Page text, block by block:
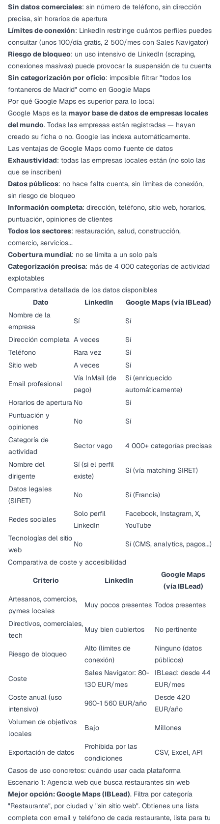
Sin datos comerciales: sin número de teléfono, sin dirección
precisa, sin horarios de apertura
Límites de conexión: LinkedIn restringe cuántos perfiles puedes
consultar (unos 100/día gratis, 2 500/mes con Sales Navigator)
Riesgo de bloqueo: un uso intensivo de LinkedIn (scraping,
conexiones masivas) puede provocar la suspensión de tu cuenta
Sin categorización por oficio: imposible filtrar "todos los
fontaneros de Madrid" como en Google Maps
Por qué Google Maps es superior para lo local
Google Maps es la mayor base de datos de empresas locales
del mundo. Todas las empresas están registradas — hayan
creado su ficha o no. Google las indexa automáticamente.
Las ventajas de Google Maps como fuente de datos
Exhaustividad: todas las empresas locales están (no solo las
que se inscriben)
Datos públicos: no hace falta cuenta, sin límites de conexión,
sin riesgo de bloqueo
Información completa: dirección, teléfono, sitio web, horarios,
puntuación, opiniones de clientes
Todos los sectores: restauración, salud, construcción,
comercio, servicios...
Cobertura mundial: no se limita a un solo país
Categorización precisa: más de 4 000 categorías de actividad
explotables
Comparativa detallada de los datos disponibles
Dato
LinkedIn
Google Maps (vía IBLead)
Nombre de la
empresa
Sí Sí
Dirección completa A veces
Sí
Teléfono
Rara vez
Sí
Sitio web
A veces Sí
Email profesional
Vía InMail (de
pago)
Sí (enriquecido
automáticamente)
Horarios de apertura No
Sí
Puntuación y
opiniones
No Sí
Categoría de
actividad
Sector vago 4 000+ categorías precisas
Nombre del
dirigente
Sí (si el perfil
existe)
Sí (vía matching SIRET)
Datos legales
(SIRET)
No Sí (Francia)
Redes sociales
Solo perfil
LinkedIn
Facebook, Instagram, X,
YouTube
Tecnologías del sitio
web
No Sí (CMS, analytics, pagos...)
Comparativa de coste y accesibilidad
Criterio LinkedIn
Google Maps
(vía IBLead)
Artesanos, comercios,
pymes locales
Muy pocos presentes Todos presentes
Directivos, comerciales,
tech
Muy bien cubiertos No pertinente
Riesgo de bloqueo
Alto (límites de
conexión)
Ninguno (datos
públicos)
Coste
Sales Navigator: 80-
130 EUR/mes
IBLead: desde 44
EUR/mes
Coste anual (uso
intensivo)
960-1 560 EUR/año
Desde 420
EUR/año
Volumen de objetivos
locales
Bajo Millones
Exportación de datos
Prohibida por las
condiciones
CSV, Excel, API
Casos de uso concretos: cuándo usar cada plataforma
Escenario 1: Agencia web que busca restaurantes sin web
Mejor opción: Google Maps (IBLead). Filtra por categoría
"Restaurante", por ciudad y "sin sitio web". Obtienes una lista
completa con email y teléfono de cada restaurante, lista para tu